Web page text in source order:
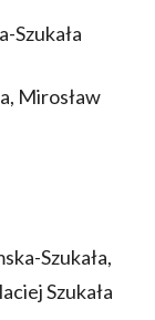
Szukała
Mirosław
Szukała,
Szukała